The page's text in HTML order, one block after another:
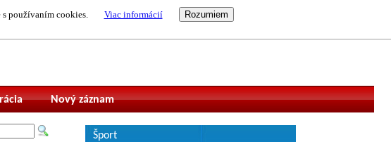
používaním cookies. Viac informácií
Nový záznam
Šport